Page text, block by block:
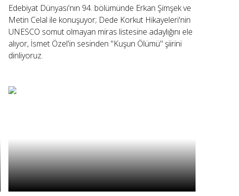
Edebiyat Dünyası'nın 94. bölümünde Erkan Şimşek ve
Metin Celal ile konuşuyor; Dede Korkut Hikayeleri'nin
UNESCO somut olmayan miras listesine adaylığını ele
alıyor, İsmet Özel'in sesinden "Kuşun Ölümü" şiirini
dinliyoruz.